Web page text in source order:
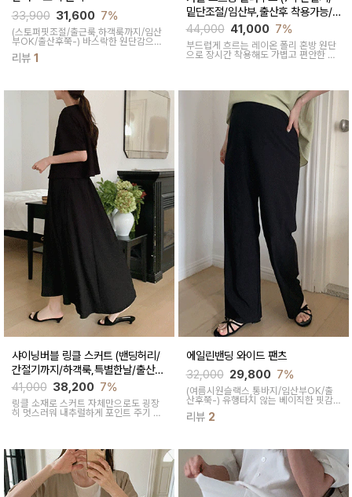
33,900 31,600 7%
(스토퍼핏조절/출근룩,하객룩까지/임산
부OK/출산후쭉-) 바스락한 원단감으로
가볍고 쾌적해 여름 데일리룩으로 좋구
요 여유있는 사이즈에 허리 스토퍼로 핏
리뷰 1
밑단조절/임산부,출산후 착용가능/
출근룩,하객룩)
44,000 41,000 7%
부드럽게 흐르는 레이온 폴리 혼방 원단
으로 장시간 착용해도 가볍고 편안한 착
샤이닝버블 링클 스커트 (밴딩허리/
간절기까지/하객룩,특별한날/출산후
가능)
41,000 38,200 7%
링클 소재로 스커트 자체만으로도 굉장
히 멋스러워 내추럴하게 포인트 주기 좋
에일린밴딩 와이드 팬츠
32,000 29,800 7%
(여름시원슬랙스,통바지/임산부OK/출
산후쭉-) 유행타지 않는 베이직한 핏감
과 깔끔한 무드의 디자인으로 여기저기
매치하기 좋고 얇고 유연한 전체밴딩으
리뷰 2